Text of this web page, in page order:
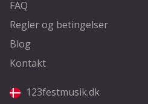
FAQ
Regler og betingelser
Blog
Kontakt
123festmusik.dk